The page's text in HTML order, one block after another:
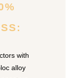
with
alloy